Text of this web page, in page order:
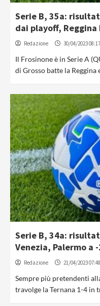
Serie B, 35a:
dai playoff, Reggina
Redazione 30/04/2023 08:17
Il Frosinone è in Serie A
di Grosso batte la Reggina
Serie B, 34a:
Venezia, Palermo a
Redazione 21/04/2023 07:48
Sempre più pretendenti
travolge la Ternana 1-4 in